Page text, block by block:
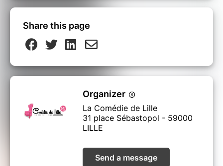
Share this page
Organizer
La Comédie de Lille
31 place Sébastopol - 59000
LILLE
Send a message